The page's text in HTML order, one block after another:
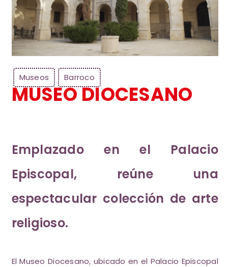
Museos Barroco
MUSEO DIOCESANO
Emplazado en el Palacio
Episcopal, reúne una
espectacular colección de arte
religioso.
El Museo Diocesano, ubicado en el Palacio Episcopal